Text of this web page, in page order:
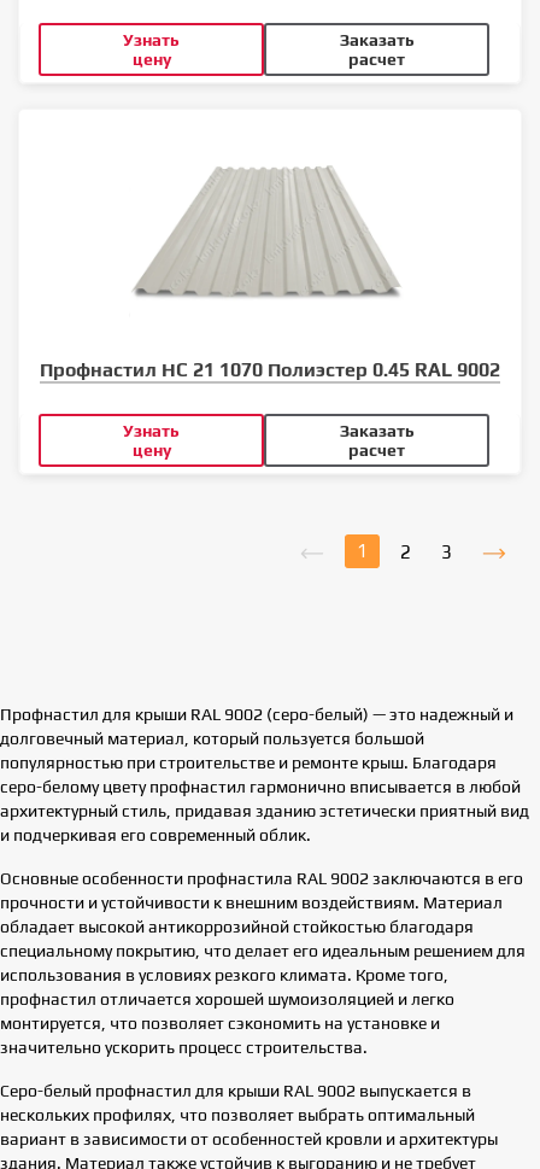
Узнать
цену
Заказать
расчет
Профнастил НС 21 1070 Полиэстер 0.45 RAL 9002
Узнать
цену
Заказать
расчет
1 2 3
Профнастил для крыши RAL 9002 (серо-белый) — это надежный и
долговечный материал, который пользуется большой
популярностью при строительстве и ремонте крыш. Благодаря
серо-белому цвету профнастил гармонично вписывается в любой
архитектурный стиль, придавая зданию эстетически приятный вид
и подчеркивая его современный облик.
Основные особенности профнастила RAL 9002 заключаются в его
прочности и устойчивости к внешним воздействиям. Материал
обладает высокой антикоррозийной стойкостью благодаря
специальному покрытию, что делает его идеальным решением для
использования в условиях резкого климата. Кроме того,
профнастил отличается хорошей шумоизоляцией и легко
монтируется, что позволяет сэкономить на установке и
значительно ускорить процесс строительства.
Серо-белый профнастил для крыши RAL 9002 выпускается в
нескольких профилях, что позволяет выбрать оптимальный
вариант в зависимости от особенностей кровли и архитектуры
здания. Материал также устойчив к выгоранию и не требует